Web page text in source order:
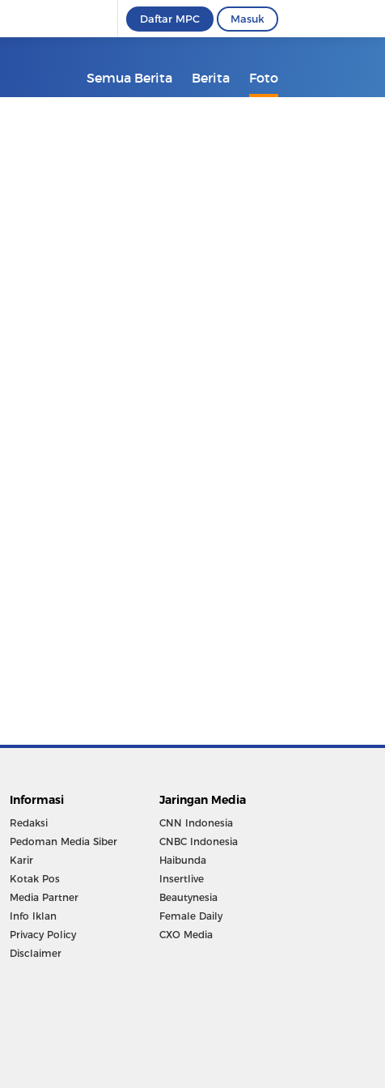
Daftar MPC Masuk
Semua Berita Berita Foto
Informasi
Redaksi
Pedoman Media Siber
Karir
Kotak Pos
Media Partner
Info Iklan
Privacy Policy
Disclaimer
Jaringan Media
CNN Indonesia
CNBC Indonesia
Haibunda
Insertlive
Beautynesia
Female Daily
CXO Media